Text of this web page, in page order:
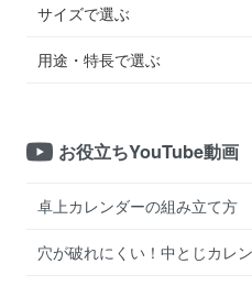
サイズで選ぶ
用途・特長で選ぶ
お役立ちYouTube動画
卓上カレンダーの組み立て方
穴が破れにくい！中とじカレ